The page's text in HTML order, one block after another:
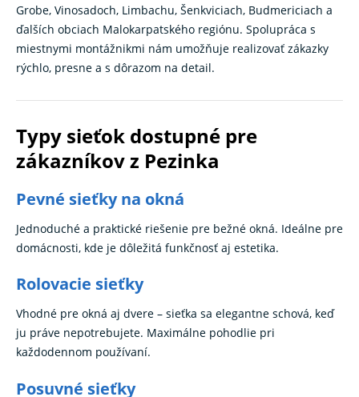
Grobe, Vinosadoch, Limbachu, Šenkviciach, Budmericiach a
ďalších obciach Malokarpatského regiónu. Spolupráca s
miestnymi montážnikmi nám umožňuje realizovať zákazky
rýchlo, presne a s dôrazom na detail.
Typy sieťok dostupné pre
zákazníkov z Pezinka
Pevné sieťky na okná
Jednoduché a praktické riešenie pre bežné okná. Ideálne pre
domácnosti, kde je dôležitá funkčnosť aj estetika.
Rolovacie sieťky
Vhodné pre okná aj dvere – sieťka sa elegantne schová, keď
ju práve nepotrebujete. Maximálne pohodlie pri
každodennom používaní.
Posuvné sieťky